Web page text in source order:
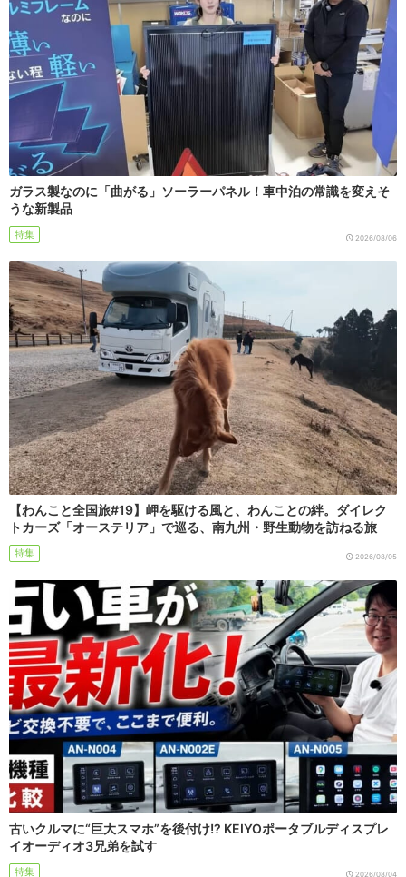
ガラス製なのに「曲がる」ソーラーパネル！車中泊の常識を変えそ
うな新製品
特集 2026/08/06
【わんこと全国旅#19】岬を駆ける風と、わんことの絆。ダイレク
トカーズ「オーステリア」で巡る、南九州・野生動物を訪ねる旅
特集 2026/08/05
古いクルマに“巨大スマホ”を後付け!? KEIYOポータブルディスプレ
イオーディオ3兄弟を試す
特集 2026/08/04